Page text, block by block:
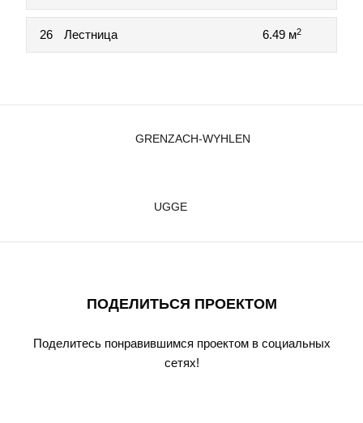
26 Лестница 6.49 м2
GRENZACH-WYHLEN
UGGE
ПОДЕЛИТЬСЯ ПРОЕКТОМ
Поделитесь понравившимся проектом в социальных
сетях!